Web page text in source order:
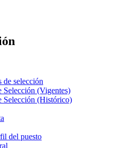
de selección
Selección (Vigentes)
Selección (Histórico)
del puesto